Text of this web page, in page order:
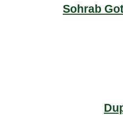
Sohrab